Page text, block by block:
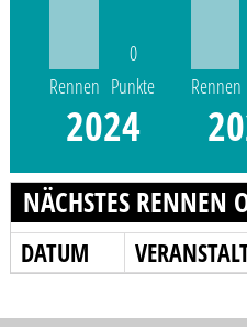
Rennen
0
Punkte
2024
Rennen
NÄCHSTES RENNEN
DATUM